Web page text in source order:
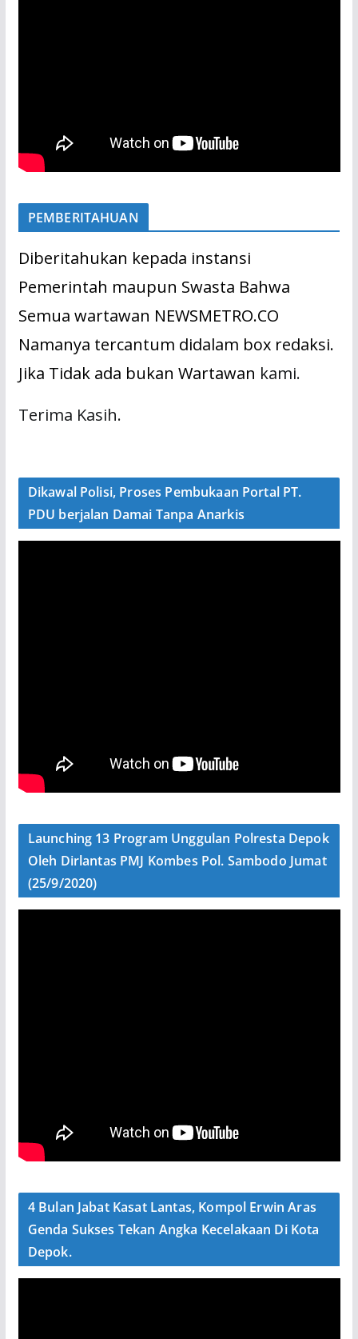
PEMBERITAHUAN
Diberitahukan kepada instansi
Pemerintah maupun Swasta Bahwa
Semua wartawan NEWSMETRO.CO
Namanya tercantum didalam box redaksi.
Jika Tidak ada bukan Wartawan kami.
Terima Kasih.
Dikawal Polisi, Proses Pembukaan Portal PT.
PDU berjalan Damai Tanpa Anarkis
Launching 13 Program Unggulan Polresta Depok
Oleh Dirlantas PMJ Kombes Pol. Sambodo Jumat
(25/9/2020)
4 Bulan Jabat Kasat Lantas, Kompol Erwin Aras
Genda Sukses Tekan Angka Kecelakaan Di Kota
Depok.